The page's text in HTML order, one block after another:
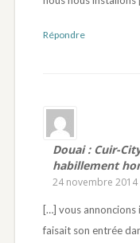
Répondre
Douai : Cuir-
habillement
24 novembre 2014
[…] vous annoncions
faisait son entrée